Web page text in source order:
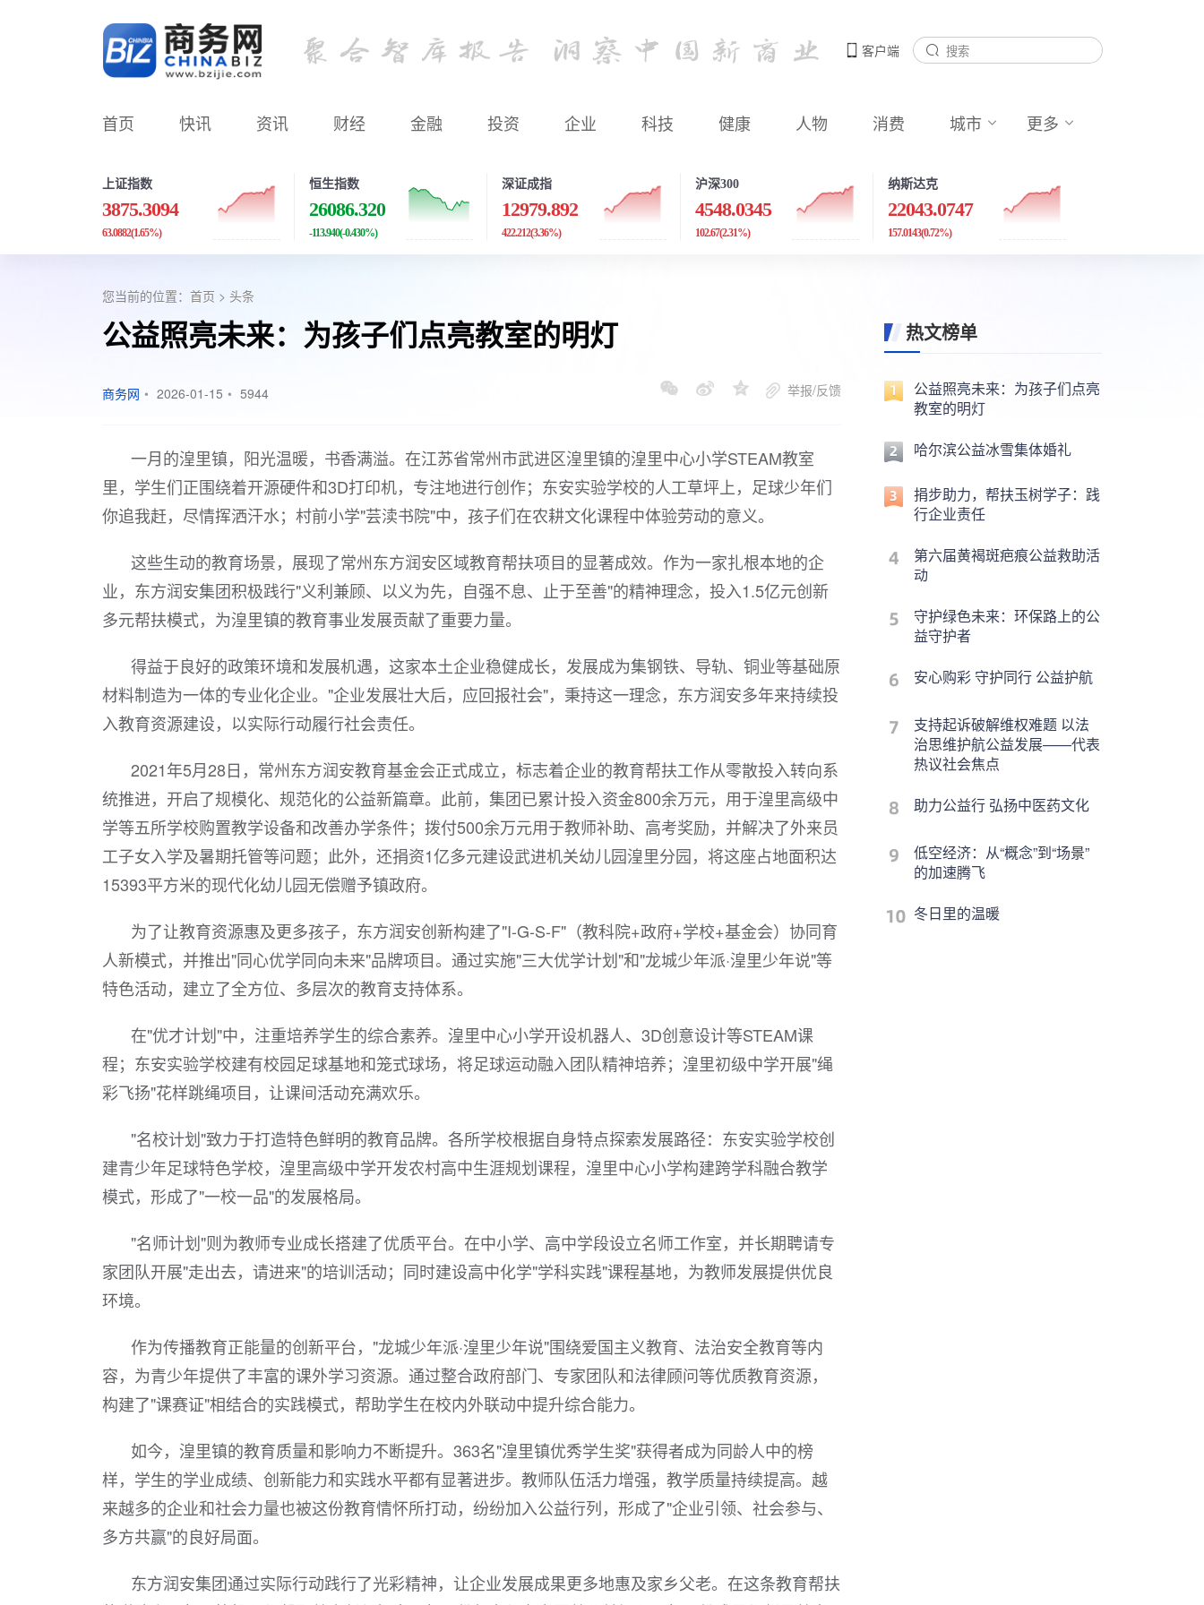
客户端
首页 快讯 资讯 财经 金融 投资 企业 科技 健康 人物 消费 城市 更多
上证指数
3875.3094
63.0882(1.65%)
恒生指数
26086.320
-113.940(-0.430%)
深证成指
12979.892
422.212(3.36%)
沪深300
4548.0345
102.67(2.31%)
纳斯达克
22043.0747
157.0143(0.72%)
您当前的位置： 首页 > 头条
公益照亮未来：为孩子们点亮教室的明灯
商务网 • 2026-01-15 • 5944 举报/反馈
一月的湟里镇，阳光温暖，书香满溢。在江苏省常州市武进区湟里镇的湟里中心小学STEAM教室
里，学生们正围绕着开源硬件和3D打印机，专注地进行创作；东安实验学校的人工草坪上，足球少年们
你追我赶，尽情挥洒汗水；村前小学"芸渎书院"中，孩子们在农耕文化课程中体验劳动的意义。
这些生动的教育场景，展现了常州东方润安区域教育帮扶项目的显著成效。作为一家扎根本地的企
业，东方润安集团积极践行"义利兼顾、以义为先，自强不息、止于至善"的精神理念，投入1.5亿元创新
多元帮扶模式，为湟里镇的教育事业发展贡献了重要力量。
得益于良好的政策环境和发展机遇，这家本土企业稳健成长，发展成为集钢铁、导轨、铜业等基础原
材料制造为一体的专业化企业。"企业发展壮大后，应回报社会"，秉持这一理念，东方润安多年来持续投
入教育资源建设，以实际行动履行社会责任。
2021年5月28日，常州东方润安教育基金会正式成立，标志着企业的教育帮扶工作从零散投入转向系
统推进，开启了规模化、规范化的公益新篇章。此前，集团已累计投入资金800余万元，用于湟里高级中
学等五所学校购置教学设备和改善办学条件；拨付500余万元用于教师补助、高考奖励，并解决了外来员
工子女入学及暑期托管等问题；此外，还捐资1亿多元建设武进机关幼儿园湟里分园，将这座占地面积达
15393平方米的现代化幼儿园无偿赠予镇政府。
为了让教育资源惠及更多孩子，东方润安创新构建了"I-G-S-F"（教科院+政府+学校+基金会）协同育
人新模式，并推出"同心优学同向未来"品牌项目。通过实施"三大优学计划"和"龙城少年派·湟里少年说"等
特色活动，建立了全方位、多层次的教育支持体系。
在"优才计划"中，注重培养学生的综合素养。湟里中心小学开设机器人、3D创意设计等STEAM课
程；东安实验学校建有校园足球基地和笼式球场，将足球运动融入团队精神培养；湟里初级中学开展"绳
彩飞扬"花样跳绳项目，让课间活动充满欢乐。
"名校计划"致力于打造特色鲜明的教育品牌。各所学校根据自身特点探索发展路径：东安实验学校创
建青少年足球特色学校，湟里高级中学开发农村高中生涯规划课程，湟里中心小学构建跨学科融合教学
模式，形成了"一校一品"的发展格局。
"名师计划"则为教师专业成长搭建了优质平台。在中小学、高中学段设立名师工作室，并长期聘请专
家团队开展"走出去，请进来"的培训活动；同时建设高中化学"学科实践"课程基地，为教师发展提供优良
环境。
作为传播教育正能量的创新平台，"龙城少年派·湟里少年说"围绕爱国主义教育、法治安全教育等内
容，为青少年提供了丰富的课外学习资源。通过整合政府部门、专家团队和法律顾问等优质教育资源，
构建了"课赛证"相结合的实践模式，帮助学生在校内外联动中提升综合能力。
如今，湟里镇的教育质量和影响力不断提升。363名"湟里镇优秀学生奖"获得者成为同龄人中的榜
样，学生的学业成绩、创新能力和实践水平都有显著进步。教师队伍活力增强，教学质量持续提高。越
来越多的企业和社会力量也被这份教育情怀所打动，纷纷加入公益行列，形成了"企业引领、社会参与、
多方共赢"的良好局面。
东方润安集团通过实际行动践行了光彩精神，让企业发展成果更多地惠及家乡父老。在这条教育帮扶
热文榜单
公益照亮未来：为孩子们点亮
教室的明灯
哈尔滨公益冰雪集体婚礼
捐步助力，帮扶玉树学子：践
行企业责任
第六届黄褐斑疤痕公益救助活
动
守护绿色未来：环保路上的公
益守护者
安心购彩 守护同行 公益护航
支持起诉破解维权难题 以法
治思维护航公益发展——代表
热议社会焦点
助力公益行 弘扬中医药文化
低空经济：从“概念”到“场景”
的加速腾飞
冬日里的温暖